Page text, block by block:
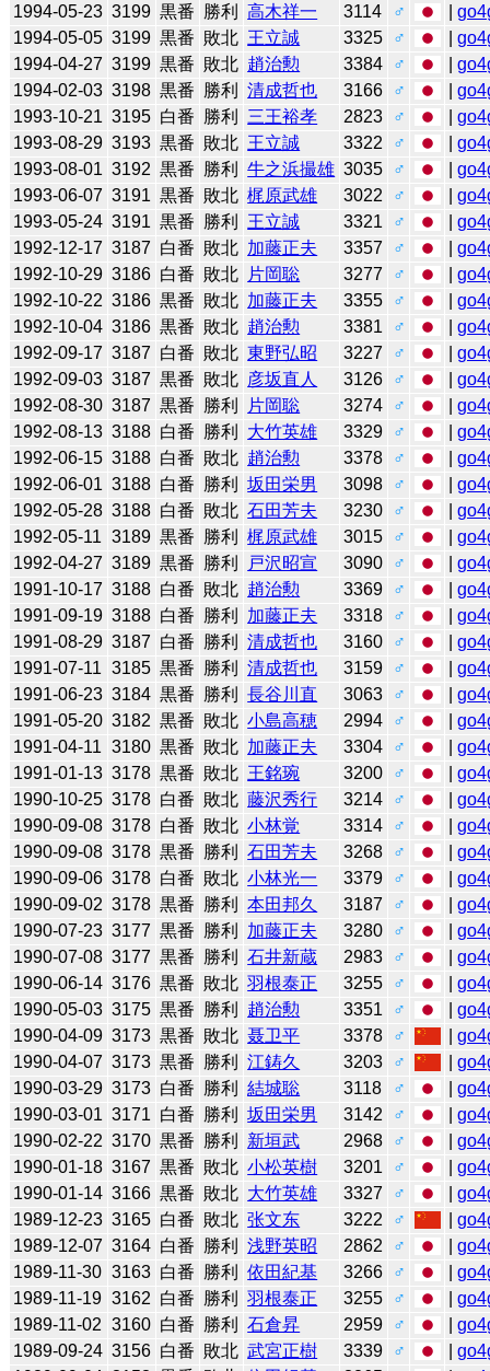
1994-05-23 3199 黒番 勝利 高木祥一 3114 ♂ |
1994-05-05 3199 黒番 敗北 王立誠 3325 ♂ |
1994-04-27 3199 黒番 敗北 趙治勲 3384 ♂ |
1994-02-03 3198 黒番 勝利 清成哲也 3166 ♂ |
1993-10-21 3195 白番 勝利 三王裕孝 2823 ♂ |
1993-08-29 3193 黒番 敗北 王立誠 3322 ♂ |
1993-08-01 3192 黒番 勝利 牛之浜撮雄 3035 ♂ |
1993-06-07 3191 黒番 敗北 梶原武雄 3022 ♂ |
1993-05-24 3191 黒番 勝利 王立誠 3321 ♂ |
1992-12-17 3187 白番 敗北 加藤正夫 3357 ♂ |
1992-10-29 3186 白番 敗北 片岡聡 3277 ♂ |
1992-10-22 3186 黒番 敗北 加藤正夫 3355 ♂ |
1992-10-04 3186 黒番 敗北 趙治勲 3381 ♂ |
1992-09-17 3187 白番 敗北 東野弘昭 3227 ♂ |
1992-09-03 3187 黒番 敗北 彦坂直人 3126 ♂ |
1992-08-30 3187 黒番 勝利 片岡聡 3274 ♂ |
1992-08-13 3188 白番 勝利 大竹英雄 3329 ♂ |
1992-06-15 3188 白番 敗北 趙治勲 3378 ♂ |
1992-06-01 3188 白番 勝利 坂田栄男 3098 ♂ |
1992-05-28 3188 白番 敗北 石田芳夫 3230 ♂ |
1992-05-11 3189 黒番 勝利 梶原武雄 3015 ♂ |
1992-04-27 3189 黒番 勝利 戸沢昭宣 3090 ♂ |
1991-10-17 3188 白番 敗北 趙治勲 3369 ♂ |
1991-09-19 3188 白番 勝利 加藤正夫 3318 ♂ |
1991-08-29 3187 白番 勝利 清成哲也 3160 ♂ |
1991-07-11 3185 黒番 勝利 清成哲也 3159 ♂ |
1991-06-23 3184 黒番 勝利 長谷川直 3063 ♂ |
1991-05-20 3182 黒番 敗北 小島高穂 2994 ♂ |
1991-04-11 3180 黒番 敗北 加藤正夫 3304 ♂ |
1991-01-13 3178 黒番 敗北 王銘琬 3200 ♂ |
1990-10-25 3178 白番 敗北 藤沢秀行 3214 ♂ |
1990-09-08 3178 白番 敗北 小林覚 3314 ♂ |
1990-09-08 3178 黒番 勝利 石田芳夫 3268 ♂ |
1990-09-06 3178 白番 敗北 小林光一 3379 ♂ |
1990-09-02 3178 黒番 勝利 本田邦久 3187 ♂ |
1990-07-23 3177 黒番 勝利 加藤正夫 3280 ♂ |
1990-07-08 3177 黒番 勝利 石井新蔵 2983 ♂ |
1990-06-14 3176 黒番 敗北 羽根泰正 3255 ♂ |
1990-05-03 3175 黒番 勝利 趙治勲 3351 ♂ |
1990-04-09 3173 黒番 敗北 聂卫平 3378 ♂ |
1990-04-07 3173 黒番 勝利 江鋳久 3203 ♂ |
1990-03-29 3173 白番 勝利 結城聡 3118 ♂ |
1990-03-01 3171 白番 勝利 坂田栄男 3142 ♂ |
1990-02-22 3170 黒番 勝利 新垣武 2968 ♂ |
1990-01-18 3167 黒番 敗北 小松英樹 3201 ♂ |
1990-01-14 3166 黒番 敗北 大竹英雄 3327 ♂ |
1989-12-23 3165 白番 敗北 张文东 3222 ♂ |
1989-12-07 3164 白番 勝利 浅野英昭 2862 ♂ |
1989-11-30 3163 白番 勝利 依田紀基 3266 ♂ |
1989-11-19 3162 白番 勝利 羽根泰正 3255 ♂ |
1989-11-02 3160 白番 勝利 石倉昇 2959 ♂ |
1989-09-24 3156 白番 敗北 武宮正樹 3339 ♂ |